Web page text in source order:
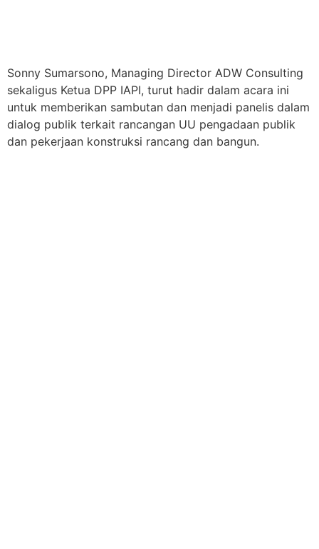
Sonny Sumarsono, Managing Director ADW Consulting
sekaligus Ketua DPP IAPI, turut hadir dalam acara ini
untuk memberikan sambutan dan menjadi panelis dalam
dialog publik terkait rancangan UU pengadaan publik
dan pekerjaan konstruksi rancang dan bangun.